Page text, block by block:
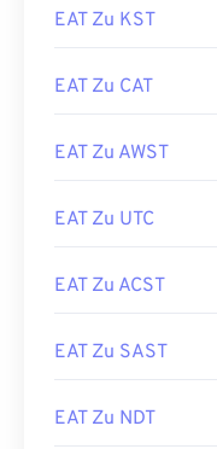
EAT Zu KST
EAT Zu CAT
EAT Zu AWST
EAT Zu UTC
EAT Zu ACST
EAT Zu SAST
EAT Zu NDT